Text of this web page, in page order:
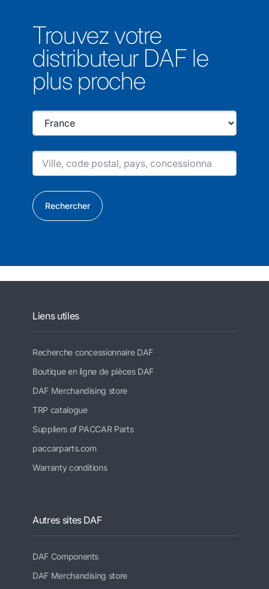
Trouvez votre
distributeur DAF le
plus proche
Rechercher
Liens utiles
Recherche concessionnaire DAF
Boutique en ligne de pièces DAF
DAF Merchandising store
TRP catalogue
Suppliers of PACCAR Parts
paccarparts.com
Warranty conditions
Autres sites DAF
DAF Components
DAF Merchandising store